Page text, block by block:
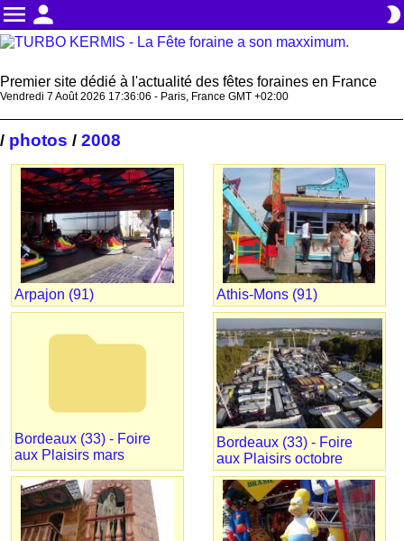
menu person brightness_2
Premier site dédié à l'actualité des fêtes foraines en France
Vendredi 7 Août 2026 17:36:06 - Paris, France GMT +02:00
/ photos / 2008
Arpajon (91) Athis-Mons (91)
folder
Bordeaux (33) - Foire
aux Plaisirs mars
Bordeaux (33) - Foire
aux Plaisirs octobre